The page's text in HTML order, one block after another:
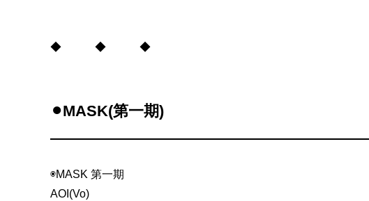
◆ ◆ ◆
⚫︎MASK(第一期)
◉MASK 第一期
AOI(Vo)